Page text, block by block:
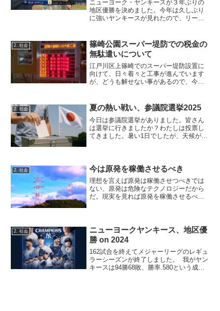
ニューヨーク・ヤンキースが３年ぶりの
地区優勝を決めました。今年は久しぶり
に強いヤンキースが見れたので、リーグ
えます。アーロン・ジャッジは61本の球
団タイ記録となるホームランを放ちまし
た。球団新記録まであと1本です。
2. 社会
篠崎公園スーパー堤防での税金の
無駄遣いについて
江戸川区上篠崎でのスーパー堤防設置に
向けて、日々着々と工事が進んでいます
が、どうも解せない事があるので、今回
のスーパー堤防設置及び、道路拡張工事
も少しづつですが進んでい...
2. 社会 夏の熱い戦い、参議院選挙2025
今日は参議院選挙がありました。皆さん
は選挙に行きましたか？わたしは投票し
てきました。暑い1日でしたが、天候が良
わたしは東京都在住です...
2. 社会 今は原発を稼働させるべき
理想を言えば原発は稼働させつべきでは
ない、原発は危険なテクノロジーだから
だ。現実を見れば原発を稼働させるべき
してしまい、燃料の高騰による電気料金
が値上がりする。
2. 社会
ニューヨークヤンキース、地区優
勝 on 2024
162試合を終えてメジャーリーグのレギュ
ラーシーズンが終了しました。 我がヤン
キースは94勝68敗、勝率.580という成績